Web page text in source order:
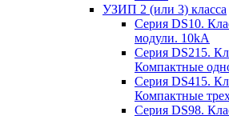
УЗИП 2 (или 3) класса
Серия DS10.
модули. 10kA
Серия DS215.
Компактные
Серия DS415.
Компактные
Серия DS98.